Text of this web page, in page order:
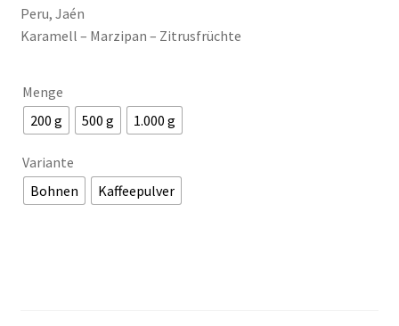
Peru, Jaén
Karamell – Marzipan – Zitrusfrüchte
Menge
200 g
500 g 1.000 g
Variante
Bohnen
Kaffeepulver